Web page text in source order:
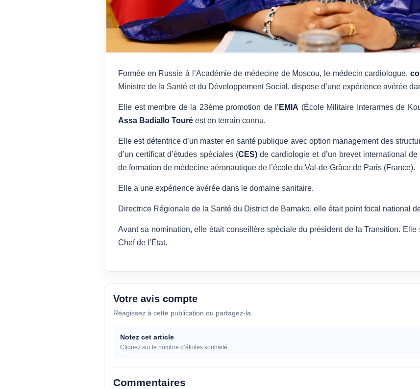
Formée en Russie à l’Académie de médecine de Moscou, le médecin cardiologue,
Ministre de la Santé et du Développement Social, dispose d’une expérience avérée
Elle est membre de la 23ème promotion de l’ EMIA (École Militaire Interarmes de
Assa Badiallo Touré est en terrain connu.
Elle est détentrice d’un master en santé publique avec option management des
d’un certificat d’études spéciales (CES)de cardiologie et d’un brevet international
de formation de médecine aéronautique de l’école du Val-de-Grâce de Paris (France).
Elle a une expérience avérée dans le domaine sanitaire.
Directrice Régionale de la Santé du District de Bamako, elle était point focal national
Avant sa nomination, elle était conseillère spéciale du président de la Transition.
Chef de l’État.
Votre avis compte
Réagissez à cette publication ou partagez-la.
Notez cet article
Cliquez sur le nombre d’étoiles souhaité
Commentaires